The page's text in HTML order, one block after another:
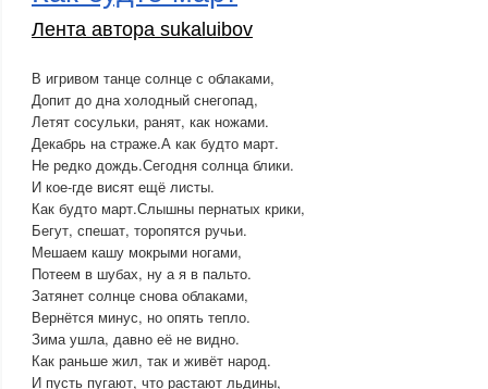
Лента автора sukaluibov
В игривом танце солнце с облаками,
Допит до дна холодный снегопад,
Летят сосульки, ранят, как ножами.
Декабрь на страже.А как будто март.
Не редко дождь.Сегодня солнца блики.
И кое-где висят ещё листы.
Как будто март.Слышны пернатых крики,
Бегут, спешат, торопятся ручьи.
Мешаем кашу мокрыми ногами,
Потеем в шубах, ну а я в пальто.
Затянет солнце снова облаками,
Вернётся минус, но опять тепло.
Зима ушла, давно её не видно.
Как раньше жил, так и живёт народ.
И пусть пугают, что растают льдины,